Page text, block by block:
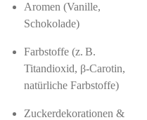
Aromen (Vanille,
Schokolade)
Farbstoffe (z. B.
Titandioxid, β‑Carotin,
natürliche Farbstoffe)
Zuckerdekorationen &